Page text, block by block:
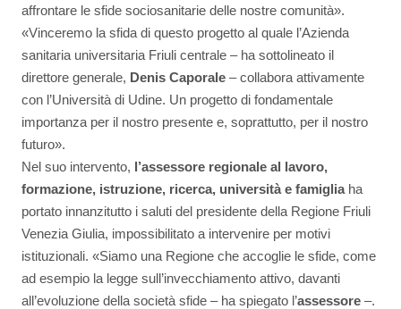
affrontare le sfide sociosanitarie delle nostre comunità».
«Vinceremo la sfida di questo progetto al quale l’Azienda
sanitaria universitaria Friuli centrale – ha sottolineato il
direttore generale, Denis Caporale – collabora attivamente
con l’Università di Udine. Un progetto di fondamentale
importanza per il nostro presente e, soprattutto, per il nostro
futuro».
Nel suo intervento, l’assessore regionale al lavoro,
formazione, istruzione, ricerca, università e famigliaha
portato innanzitutto i saluti del presidente della Regione Friuli
Venezia Giulia, impossibilitato a intervenire per motivi
istituzionali. «Siamo una Regione che accoglie le sfide, come
ad esempio la legge sull’invecchiamento attivo, davanti
all’evoluzione della società sfide – ha spiegato l’assessore –.